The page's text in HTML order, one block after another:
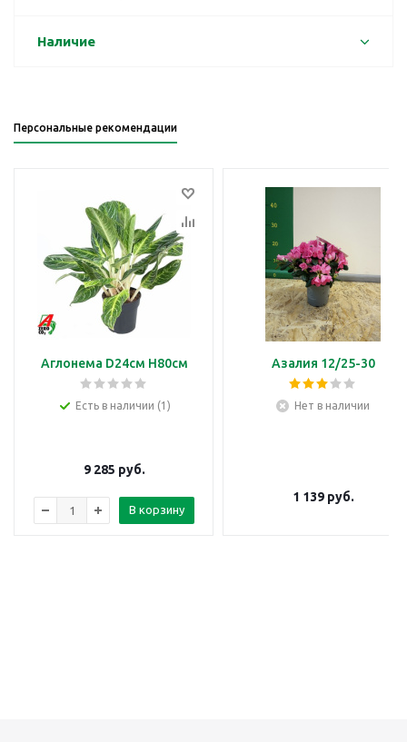
Наличие
Персональные рекомендации
Аглонема D24см H80см
Есть в наличии (1)
9 285 руб.
В корзину
Азалия 12/25-30
Нет в наличии
1 139руб.